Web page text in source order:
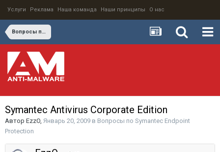
Услуги Реклама Наша команда Наши принципы О нас
Вопросы по Symantec Endpoint Protection
Symantec Antivirus Corporate Edition
Автор EzzO, Январь 20, 2009 в Вопросы по Symantec Endpoint
Protection